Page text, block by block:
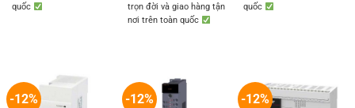
quốc
trọn đời và giao hàng tận
nơi trên toàn quốc
quốc
-12% -12% -12%